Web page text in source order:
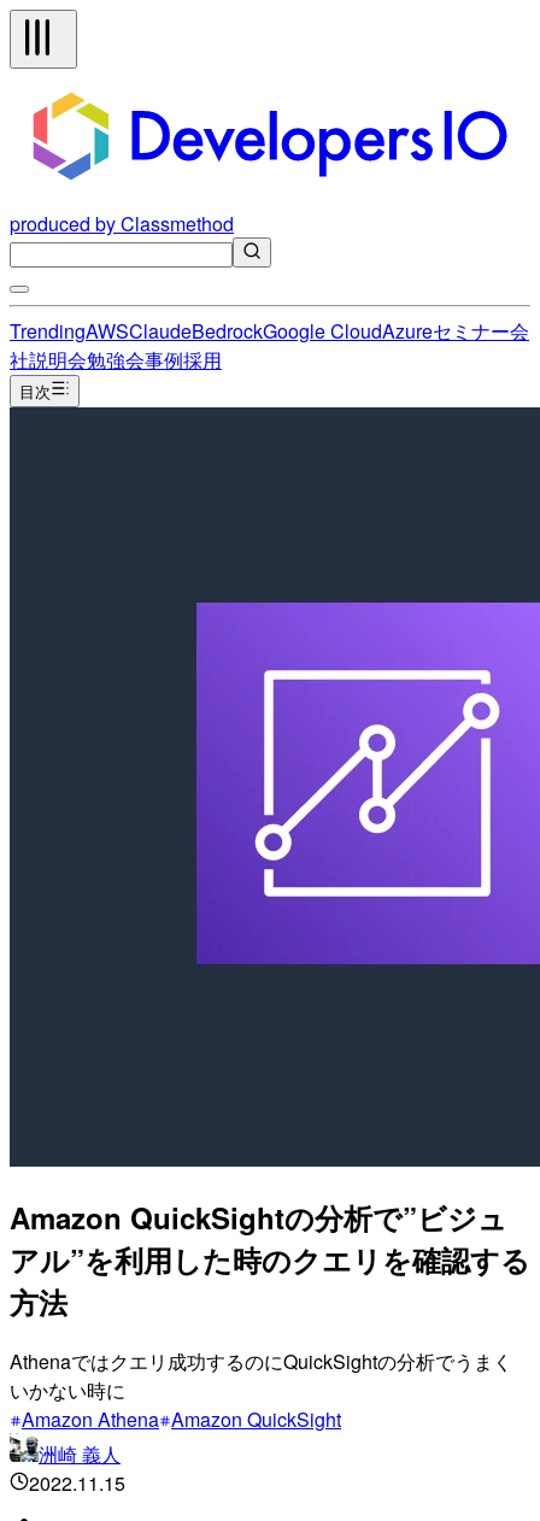
produced by Classmethod
TrendingAWSClaudeBedrockGoogle CloudAzureセミナー会
社説明会勉強会事例採用
目次
Amazon QuickSightの分析で”ビジュ
アル”を利用した時のクエリを確認する
方法
Athenaではクエリ成功するのにQuickSightの分析でうまく
いかない時に
Amazon Athena Amazon QuickSight
洲崎 義人
2022.11.15